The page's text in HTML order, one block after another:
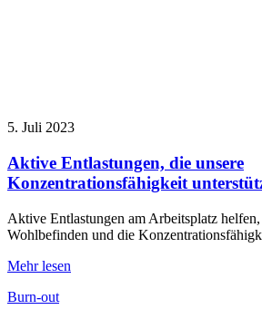
5. Juli 2023
Aktive Entlastungen, die unsere
Konzentrationsfähigkeit
Aktive Entlastungen am Arbeitsplatz
Wohlbefinden und die
Mehr lesen
Burn-out